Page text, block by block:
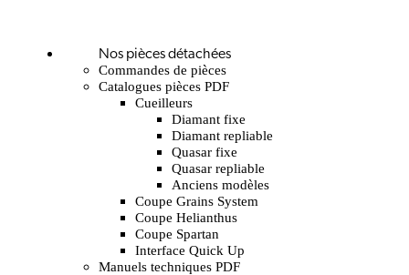
Nos pièces détachées
Commandes de pièces
Catalogues pièces PDF
Cueilleurs
Diamant fixe
Diamant repliable
Quasar fixe
Quasar repliable
Anciens modèles
Coupe Grains System
Coupe Helianthus
Coupe Spartan
Interface Quick Up
Manuels techniques PDF